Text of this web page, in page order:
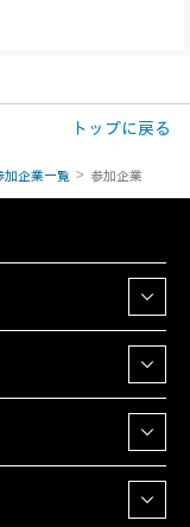
トップに戻る
加企業一覧 参加企業